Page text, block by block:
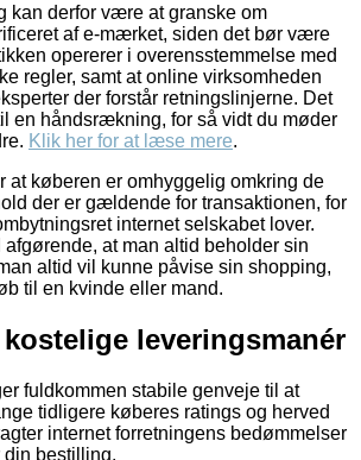
kan derfor være at granske om
af e-mærket, siden det bør være
opererer i overensstemmelse med
regler, samt at online virksomheden
der forstår retningslinjerne. Det
en håndsrækning, for så vidt du møder
Klik her for at læse mere.
at køberen er omhyggelig omkring de
der er gældende for transaktionen, for
internet selskabet lover.
afgørende, at man altid beholder sin
altid vil kunne påvise sin shopping,
til en kvinde eller mand.
leveringsmanér
fuldkommen stabile genveje til at
tidligere køberes ratings og herved
internet forretningens bedømmelser
bestilling.